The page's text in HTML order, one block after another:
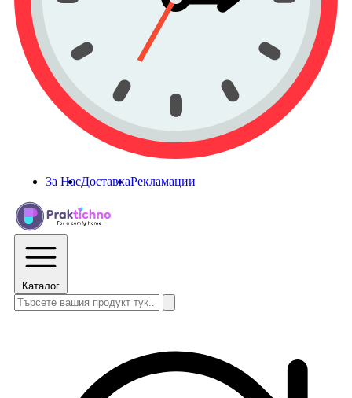
За НасДоставкаРекламации
Каталог